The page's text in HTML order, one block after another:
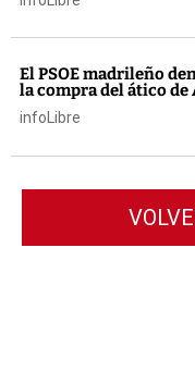
El PSOE madrileño
la compra del ático de
infoLibre